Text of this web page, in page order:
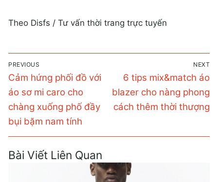
Theo Disfs / Tư vấn thời trang trực tuyến
Điều
hướng
bài
viết
PREVIOUS
Previous
post:
Cảm hứng phối đồ với
áo sơ mi caro cho
chàng xuống phố đầy
bụi bặm nam tính
NEXT
Next
post:
6 tips mix&match áo
blazer cho nàng phong
cách thêm thời thượng
Bài Viết Liên Quan